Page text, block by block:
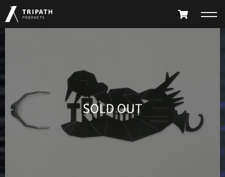
TAKIBI GEAR HANGER
ACCESSORY
ALL PRODUCTS